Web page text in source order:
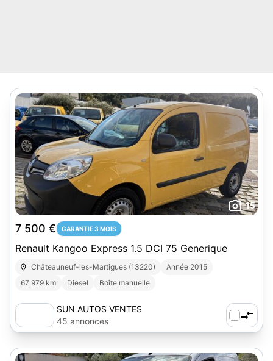
15
7 500 € GARANTIE 3 MOIS
Renault Kangoo Express 1.5 DCI 75 Generique
Châteauneuf-les-Martigues (13220)
Année 2015
67 979 km
Diesel Boîte manuelle
SUN AUTOS VENTES
45 annonces